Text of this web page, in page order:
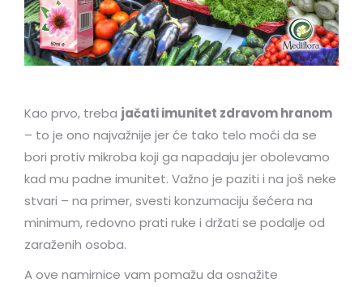
Kao prvo, treba jačati imunitet zdravom hranom
– to je ono najvažnije jer će tako telo moći da se
bori protiv mikroba koji ga napadaju jer obolevamo
kad mu padne imunitet. Važno je paziti i na još neke
stvari – na primer, svesti konzumaciju šećera na
minimum, redovno prati ruke i držati se podalje od
zaraženih osoba.
A ove namirnice vam pomažu da osnažite